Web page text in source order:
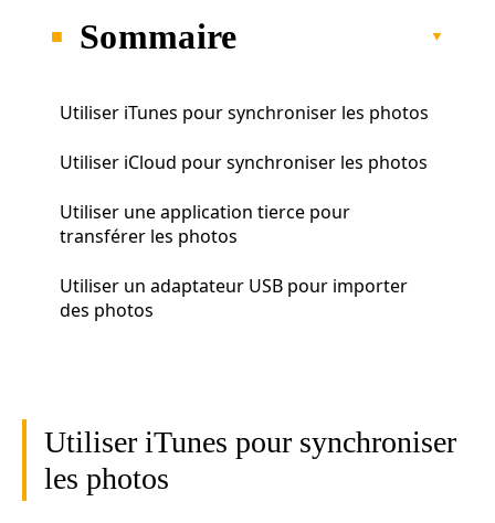
Sommaire
Utiliser iTunes pour synchroniser les photos
Utiliser iCloud pour synchroniser les photos
Utiliser une application tierce pour
transférer les photos
Utiliser un adaptateur USB pour importer
des photos
Utiliser iTunes pour synchroniser
les photos